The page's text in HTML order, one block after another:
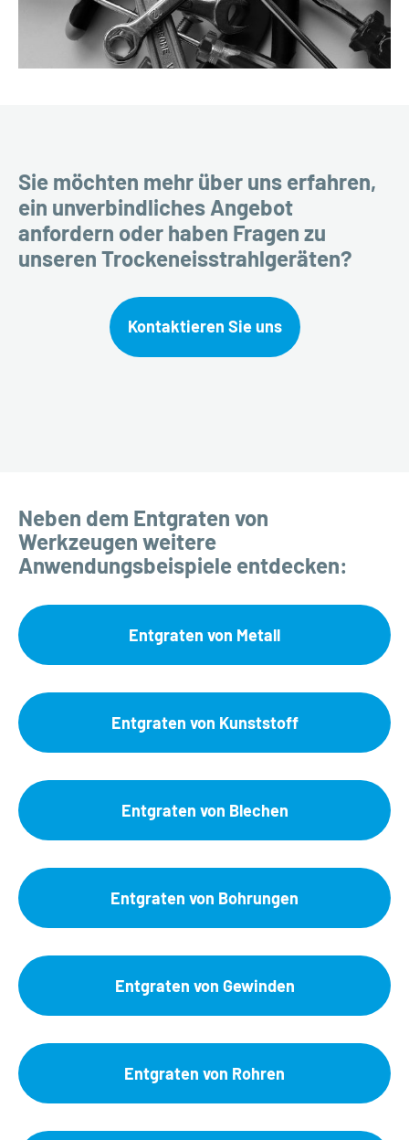
Sie möchten mehr über uns erfahren,
ein unverbindliches Angebot
anfordern oder haben Fragen zu
unseren Trockeneisstrahlgeräten?
Kontaktieren Sie uns
Neben dem Entgraten von
Werkzeugen weitere
Anwendungsbeispiele entdecken:
Entgraten von Metall
Entgraten von Kunststoff
Entgraten von Blechen
Entgraten von Bohrungen
Entgraten von Gewinden
Entgraten von Rohren